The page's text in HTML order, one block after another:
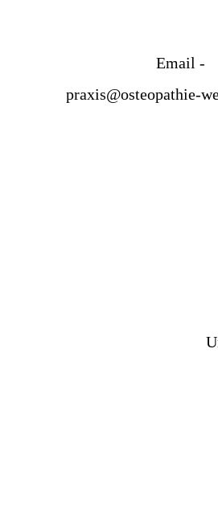
Email -
praxis@osteopathie-